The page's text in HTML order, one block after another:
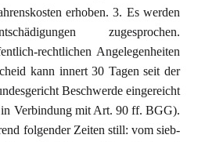
erhoben. 3. Es werden
zugesprochen.
rechtlichen Angelegenheiten
kann innert 30 Tagen seit der
Beschwerde eingereicht
Verbindung mit Art. 90 ff. BGG).
folgender Zeiten still: vom sieb-